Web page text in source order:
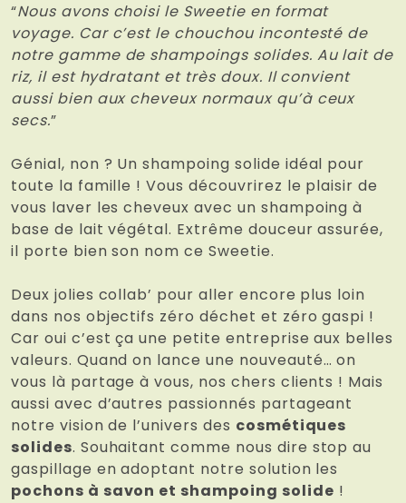
“Nous avons choisi le Sweetie en format
voyage. Car c’est le chouchou incontesté de
notre gamme de shampoings solides. Au lait de
riz, il est hydratant et très doux. Il convient
aussi bien aux cheveux normaux qu’à ceux
secs.”
Génial, non ? Un shampoing solide idéal pour
toute la famille ! Vous découvrirez le plaisir de
vous laver les cheveux avec un shampoing à
base de lait végétal. Extrême douceur assurée,
il porte bien son nom ce Sweetie.
Deux jolies collab’ pour aller encore plus loin
dans nos objectifs zéro déchet et zéro gaspi !
Car oui c’est ça une petite entreprise aux belles
valeurs. Quand on lance une nouveauté… on
vous là partage à vous, nos chers clients ! Mais
aussi avec d’autres passionnés partageant
notre vision de l’univers des cosmétiques
solides. Souhaitant comme nous dire stop au
gaspillage en adoptant notre solution les
pochons à savon et shampoing solide !